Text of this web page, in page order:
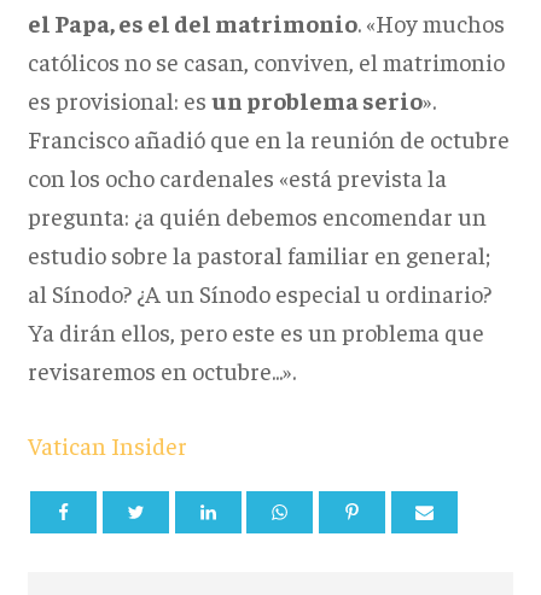
el Papa, es el del matrimonio. «Hoy muchos
católicos no se casan, conviven, el matrimonio
es provisional: es un problema serio».
Francisco añadió que en la reunión de octubre
con los ocho cardenales «está prevista la
pregunta: ¿a quién debemos encomendar un
estudio sobre la pastoral familiar en general;
al Sínodo? ¿A un Sínodo especial u ordinario?
Ya dirán ellos, pero este es un problema que
revisaremos en octubre...».
Vatican Insider